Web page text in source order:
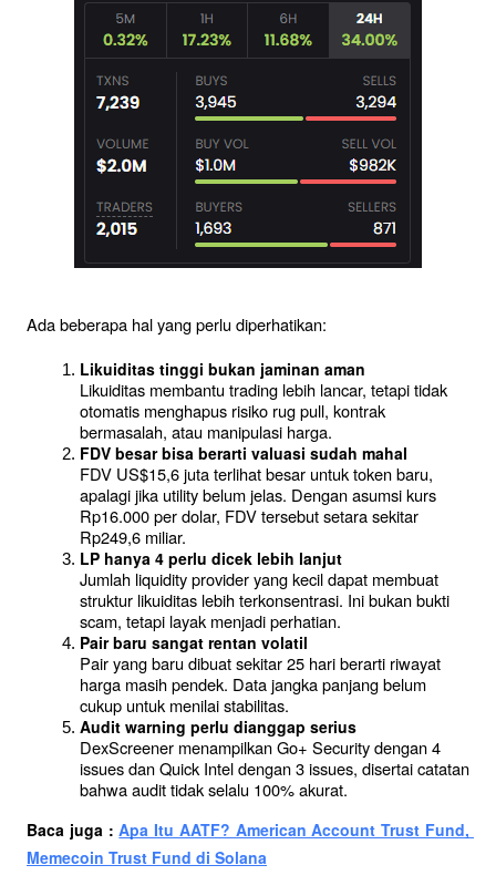
Ada beberapa hal yang perlu diperhatikan:
Likuiditas tinggi bukan jaminan aman
Likuiditas membantu trading lebih lancar, tetapi tidak
otomatis menghapus risiko rug pull, kontrak
bermasalah, atau manipulasi harga.
FDV besar bisa berarti valuasi sudah mahal
FDV US$15,6 juta terlihat besar untuk token baru,
apalagi jika utility belum jelas. Dengan asumsi kurs
Rp16.000 per dolar, FDV tersebut setara sekitar
Rp249,6 miliar.
LP hanya 4 perlu dicek lebih lanjut
Jumlah liquidity provider yang kecil dapat membuat
struktur likuiditas lebih terkonsentrasi. Ini bukan bukti
scam, tetapi layak menjadi perhatian.
Pair baru sangat rentan volatil
Pair yang baru dibuat sekitar 25 hari berarti riwayat
harga masih pendek. Data jangka panjang belum
cukup untuk menilai stabilitas.
Audit warning perlu dianggap serius
DexScreener menampilkan Go+ Security dengan 4
issues dan Quick Intel dengan 3 issues, disertai catatan
bahwa audit tidak selalu 100% akurat.
Baca juga : Apa Itu AATF? American Account Trust Fund,
Memecoin Trust Fund di Solana